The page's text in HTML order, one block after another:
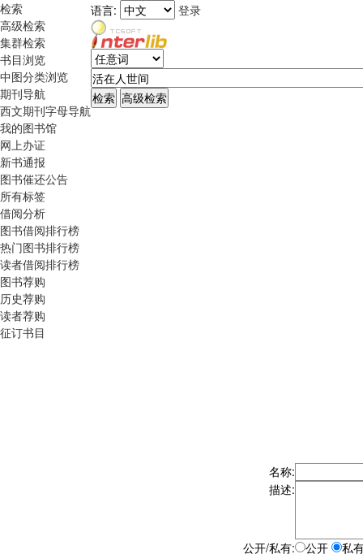
检索
高级检索
集群检索
书目浏览
中图分类浏览
期刊导航
西文期刊字母导航
我的图书馆
网上办证
新书通报
图书催还公告
所有标签
借阅分析
图书借阅排行榜
热门图书排行榜
读者借阅排行榜
图书荐购
历史荐购
读者荐购
征订书目
语言: 登录
名称:
描述:
公开/私有: 公开
私